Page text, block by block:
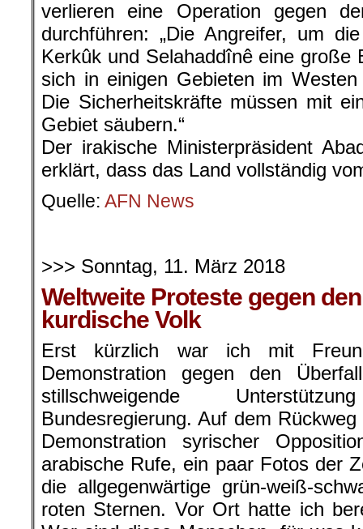
verlieren eine Operation gegen
durchführen: „Die Angreifer, um
Kerkûk und Selahaddînê eine große
sich in einigen Gebieten im
Die Sicherheitskräfte müssen mit
Gebiet säubern.“
Der irakische Ministerpräsident
erklärt, dass das Land vollständig
Quelle: AFN News
>>> Sonntag, 11. März 2018
Weltweite Proteste gegen
kurdische Volk
Erst kürzlich war ich mit
Demonstration gegen den
stillschweigende
Bundesregierung. Auf dem
Demonstration syrischer
arabische Rufe, ein paar Fotos der
die allgegenwärtige grün-weiß-
roten Sternen. Vor Ort hatte ich